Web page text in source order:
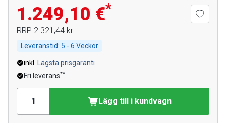
1.249,10 €*
RRP 2 321,44 kr
Leveranstid: 5 - 6 Veckor
inkl.
Lägsta prisgaranti
Fri leverans**
Lägg till i kundvagn